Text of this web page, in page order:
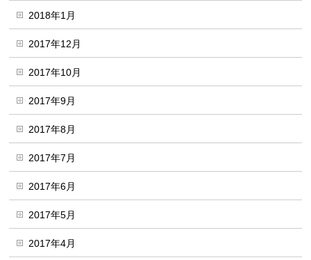
2018年1月
2017年12月
2017年10月
2017年9月
2017年8月
2017年7月
2017年6月
2017年5月
2017年4月